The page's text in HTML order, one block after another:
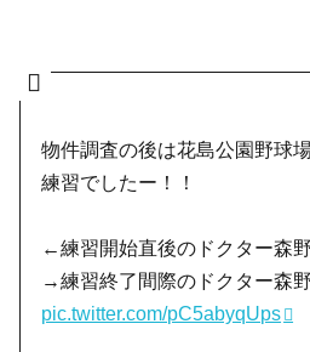
物件調査の後は花島公園野球
練習でしたー！！
←練習開始直後のドクター森
→練習終了間際のドクター森
pic.twitter.com/pC5abyqUps